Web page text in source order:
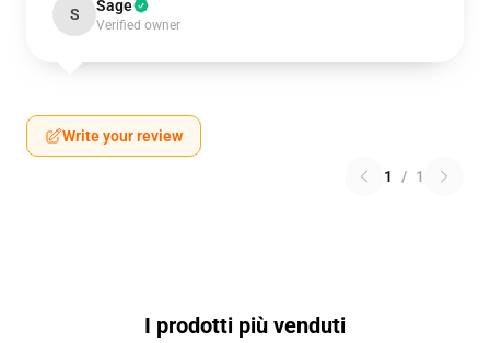
S Sage
Verified owner
Write your review
1 / 1
I prodotti più venduti